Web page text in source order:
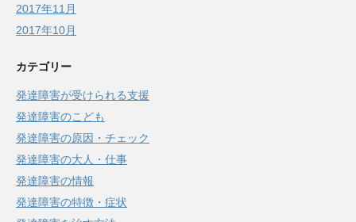
2017年11月
2017年10月
カテゴリー
発達障害が受けられる支援
発達障害のこども
発達障害の原因・チェック
発達障害の大人・仕事
発達障害の情報
発達障害の特徴・症状